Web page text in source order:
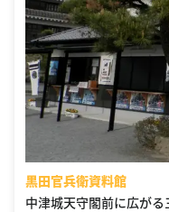
黒田官兵衛資料館
中津城天守閣前に広がる